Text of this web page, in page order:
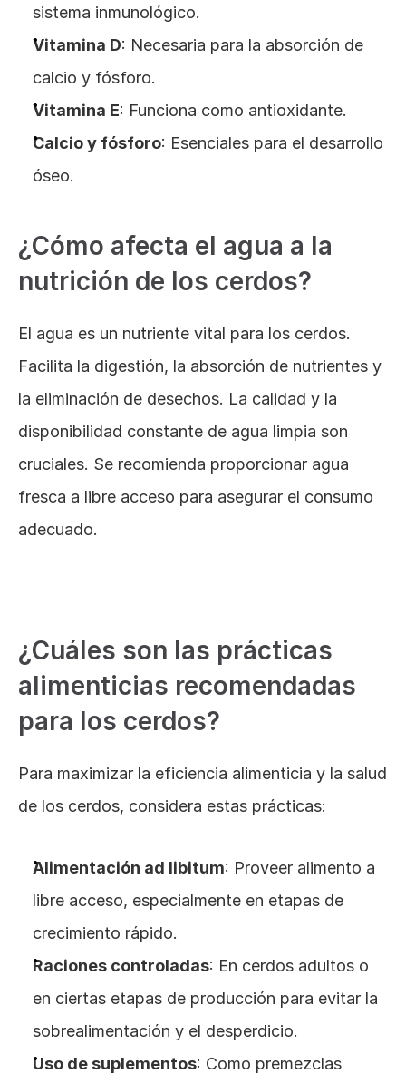
sistema inmunológico.
Vitamina D: Necesaria para la absorción de
calcio y fósforo.
Vitamina E: Funciona como antioxidante.
Calcio y fósforo: Esenciales para el desarrollo
óseo.
¿Cómo afecta el agua a la
nutrición de los cerdos?
El agua es un nutriente vital para los cerdos.
Facilita la digestión, la absorción de nutrientes y
la eliminación de desechos. La calidad y la
disponibilidad constante de agua limpia son
cruciales. Se recomienda proporcionar agua
fresca a libre acceso para asegurar el consumo
adecuado.
¿Cuáles son las prácticas
alimenticias recomendadas
para los cerdos?
Para maximizar la eficiencia alimenticia y la salud
de los cerdos, considera estas prácticas:
Alimentación ad libitum: Proveer alimento a
libre acceso, especialmente en etapas de
crecimiento rápido.
Raciones controladas: En cerdos adultos o
en ciertas etapas de producción para evitar la
sobrealimentación y el desperdicio.
Uso de suplementos: Como premezclas